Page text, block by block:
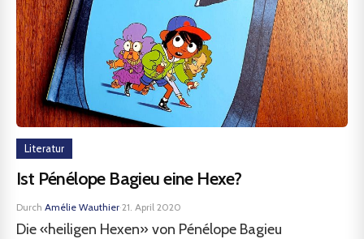
Literatur
Ist Pénélope Bagieu eine Hexe?
Durch Amélie Wauthier·21. April 2020
Die «heiligen Hexen» von Pénélope Bagieu